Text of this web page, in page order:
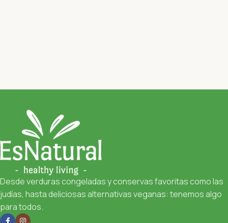
Desde verduras congeladas y conservas favoritas como las
judías, hasta deliciosas alternativas veganas: tenemos algo
para todos.